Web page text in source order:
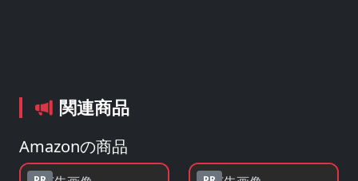
関連商品
Amazonの商品